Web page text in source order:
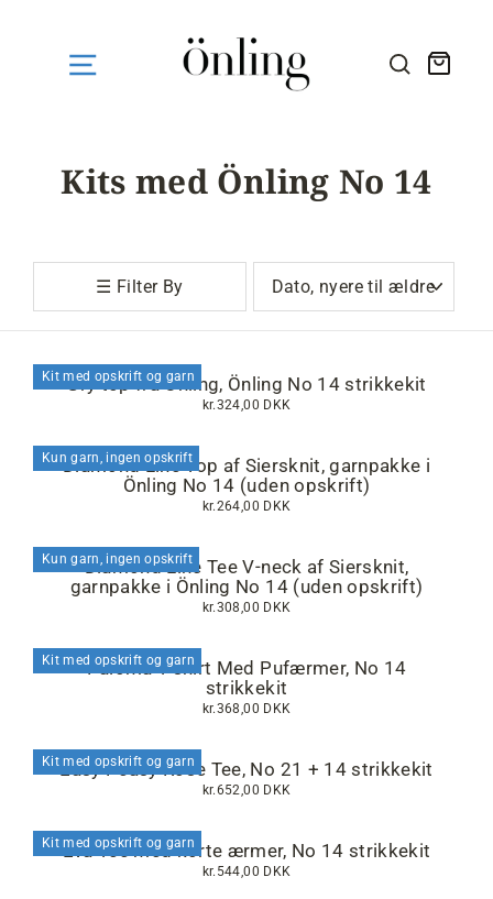
SØG HER
Kits med Önling No 14
☰ Filter By
Kit med opskrift og garn
Gry top fra Önling, Önling No 14 strikkekit
kr.324,00 DKK
Kun garn, ingen opskrift
Diamond Line Top af Siersknit, garnpakke i
Önling No 14 (uden opskrift)
kr.264,00 DKK
Kun garn, ingen opskrift
Diamond Line Tee V-neck af Siersknit,
garnpakke i Önling No 14 (uden opskrift)
kr.308,00 DKK
Kit med opskrift og garn
Paloma T-shirt Med Pufærmer, No 14
strikkekit
kr.368,00 DKK
Kit med opskrift og garn
Easy Peasy Rose Tee, No 21 + 14 strikkekit
kr.652,00 DKK
Kit med opskrift og garn
Eva Tee med korte ærmer, No 14 strikkekit
kr.544,00 DKK